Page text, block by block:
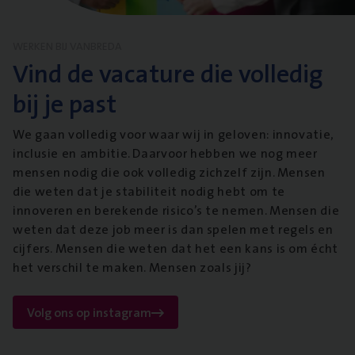
Vind de vacature die volledig
bij je past
We gaan volledig voor waar wij in geloven: innovatie,
inclusie en ambitie. Daarvoor hebben we nog meer
mensen nodig die ook volledig zichzelf zijn. Mensen
die weten dat je stabiliteit nodig hebt om te
innoveren en berekende risico’s te nemen. Mensen die
weten dat deze job meer is dan spelen met regels en
cijfers. Mensen die weten dat het een kans is om écht
het verschil te maken. Mensen zoals jij?
Volg ons op instagram